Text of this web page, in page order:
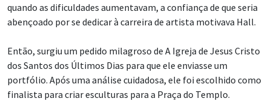
quando as dificuldades aumentavam, a confiança de que seria
abençoado por se dedicar à carreira de artista motivava Hall.
Então, surgiu um pedido milagroso de A Igreja de Jesus Cristo
dos Santos dos Últimos Dias para que ele enviasse um
portfólio. Após uma análise cuidadosa, ele foi escolhido como
finalista para criar esculturas para a Praça do Templo.